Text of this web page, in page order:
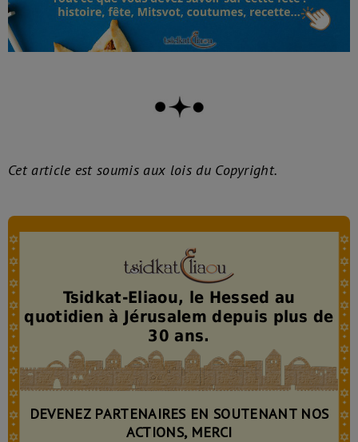
Cet article est soumis aux lois du Copyright.
Tsidkat-Eliaou, le Hessed au
quotidien à Jérusalem depuis plus de
30 ans.
DEVENEZ PARTENAIRES EN SOUTENANT NOS
ACTIONS, MERCI